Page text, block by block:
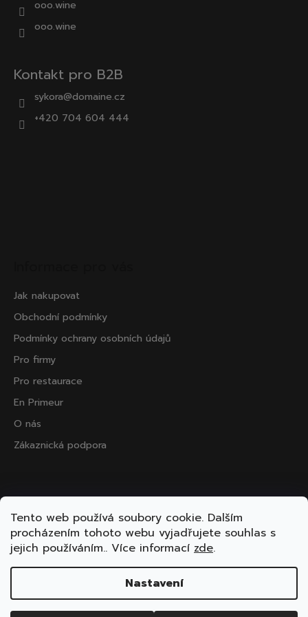
Tento web používá soubory cookie. Dalším
procházením tohoto webu vyjadřujete souhlas s
jejich používáním.. Více informací zde.
Nastavení
ooo.wine
ooo.wine
Kontakt pro B2B
sykora@domaine.cz
+420 704 604 444
Jak nakupovat
Obchodní podmínky
Podmínky ochrany osobních údajů
Pro firmy
Pro restaurace
En Primeur
O nás
Zákaznická podpora
Přijímáme online platby